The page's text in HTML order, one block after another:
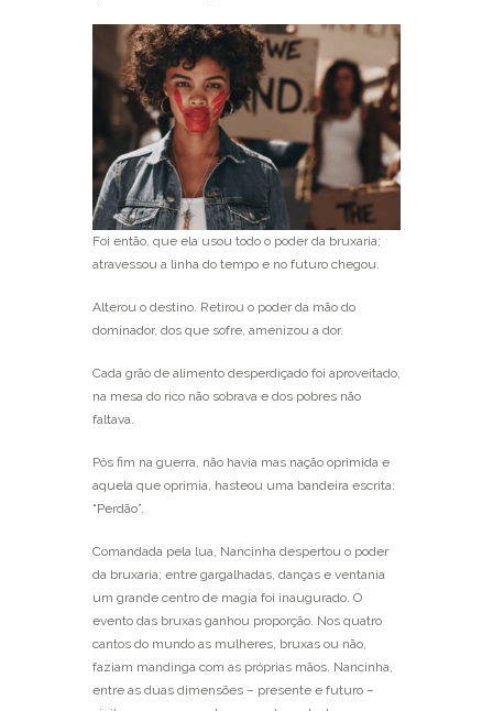
Foi então, que ela usou todo o poder da bruxaria;
atravessou a linha do tempo e no futuro chegou.
Alterou o destino. Retirou o poder da mão do
dominador, dos que sofre, amenizou a dor.
Cada grão de alimento desperdiçado foi aproveitado,
na mesa do rico não sobrava e dos pobres não
faltava.
Pôs fim na guerra, não havia mas nação oprimida e
aquela que oprimia, hasteou uma bandeira escrita:
“Perdão”.
Comandada pela lua, Nancinha despertou o poder
da bruxaria; entre gargalhadas, danças e ventania
um grande centro de magia foi inaugurado. O
evento das bruxas ganhou proporção. Nos quatro
cantos do mundo as mulheres, bruxas ou não,
faziam mandinga com as próprias mãos. Nancinha,
entre as duas dimensões – presente e futuro –